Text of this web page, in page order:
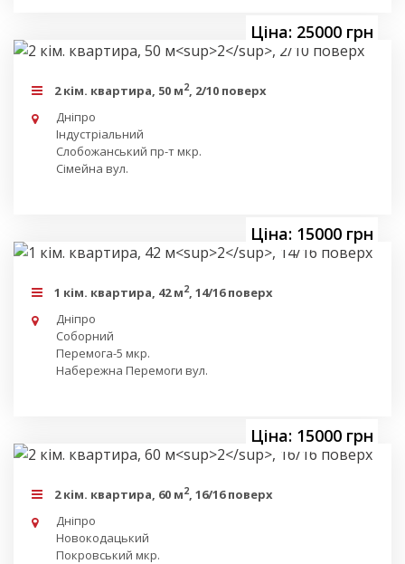
Ціна: 25000 грн
2 кім. квартира, 50 м2, 2/10 поверх
Дніпро
Індустріальний
Слобожанський пр-т мкр.
Сімейна вул.
Ціна: 15000 грн
1 кім. квартира, 42 м2, 14/16 поверх
Дніпро
Соборний
Перемога-5 мкр.
Набережна Перемоги вул.
Ціна: 15000 грн
2 кім. квартира, 60 м2, 16/16 поверх
Дніпро
Новокодацький
Покровський мкр.